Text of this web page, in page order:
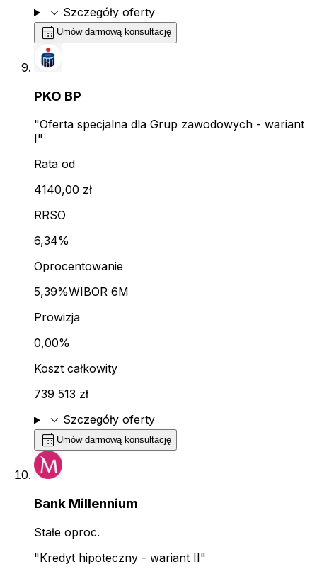
expand_more Szczegóły oferty
calendar_month Umów darmową konsultację
PKO BP
"Oferta specjalna dla Grup zawodowych - wariant
I"
Rata od
4140,00 zł
RRSO
6,34%
Oprocentowanie
5,39%WIBOR 6M
Prowizja
0,00%
Koszt całkowity
739 513 zł
expand_more Szczegóły oferty
calendar_month Umów darmową konsultację
Bank Millennium
Stałe oproc.
"Kredyt hipoteczny - wariant II"